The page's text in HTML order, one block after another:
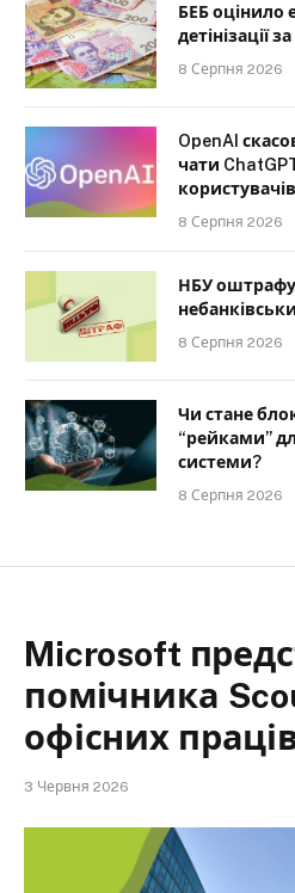
БЕБ оцінило
детінізації
8 Серпня 2026
OpenAI
чати
користувачів
8 Серпня 2026
НБУ
8 Серпня 2026
Чи стане
“рейками”
системи?
8 Серпня 2026
Microsoft
помічника
офісних
3 Червня 2026